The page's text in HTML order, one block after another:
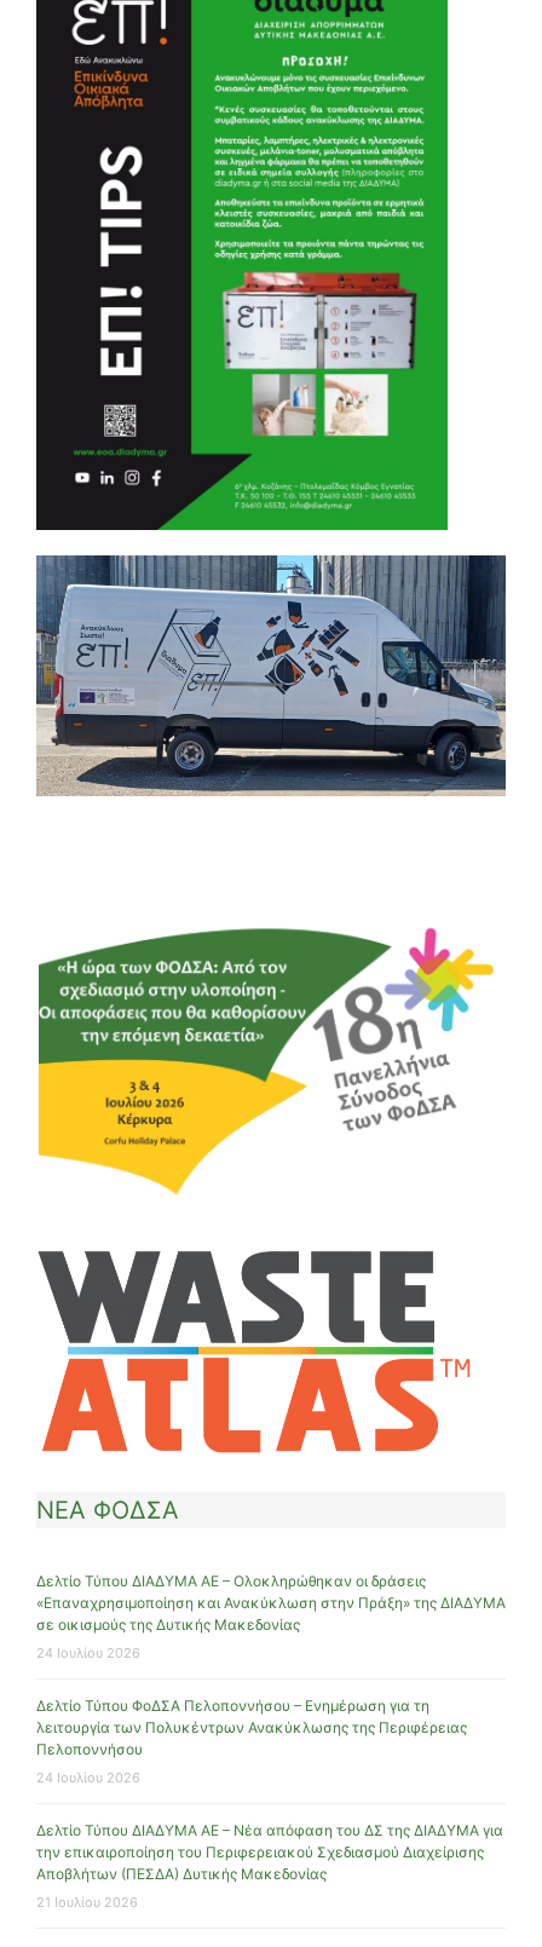
ΝΕΑ ΦΟΔΣΑ
Δελτίο Τύπου ΔΙΑΔΥΜΑ ΑΕ – Ολοκληρώθηκαν οι δράσεις
«Επαναχρησιμοποίηση και Ανακύκλωση στην Πράξη» της ΔΙΑΔΥΜΑ
σε οικισμούς της Δυτικής Μακεδονίας
24 Ιουλίου 2026
Δελτίο Τύπου ΦοΔΣΑ Πελοποννήσου – Ενημέρωση για τη
λειτουργία των Πολυκέντρων Ανακύκλωσης της Περιφέρειας
Πελοποννήσου
24 Ιουλίου 2026
Δελτίο Τύπου ΔΙΑΔΥΜΑ ΑΕ – Νέα απόφαση του ΔΣ της ΔΙΑΔΥΜΑ για
την επικαιροποίηση του Περιφερειακού Σχεδιασμού Διαχείρισης
Αποβλήτων (ΠΕΣΔΑ) Δυτικής Μακεδονίας
21 Ιουλίου 2026